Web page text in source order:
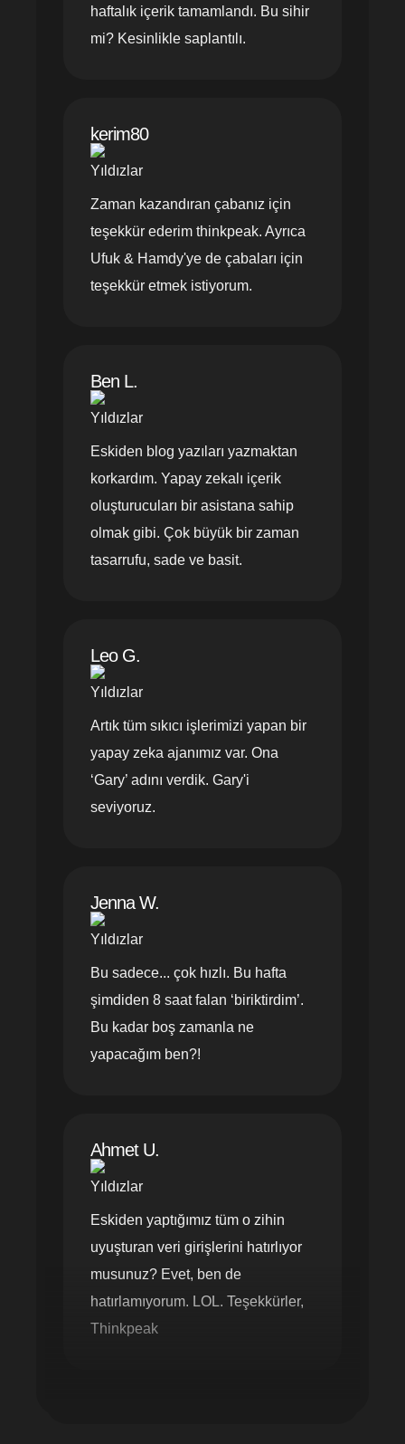
haftalık içerik tamamlandı. Bu sihir
mi? Kesinlikle saplantılı.
kerim80
Zaman kazandıran çabanız için
teşekkür ederim thinkpeak. Ayrıca
Ufuk & Hamdy'ye de çabaları için
teşekkür etmek istiyorum.
Ben L.
Eskiden blog yazıları yazmaktan
korkardım. Yapay zekalı içerik
oluşturucuları bir asistana sahip
olmak gibi. Çok büyük bir zaman
tasarrufu, sade ve basit.
Leo G.
Artık tüm sıkıcı işlerimizi yapan bir
yapay zeka ajanımız var. Ona
‘Gary’ adını verdik. Gary'i
seviyoruz.
Jenna W.
Bu sadece... çok hızlı. Bu hafta
şimdiden 8 saat falan ‘biriktirdim’.
Bu kadar boş zamanla ne
yapacağım ben?!
Ahmet U.
Eskiden yaptığımız tüm o zihin
uyuşturan veri girişlerini hatırlıyor
musunuz? Evet, ben de
hatırlamıyorum. LOL. Teşekkürler,
Thinkpeak